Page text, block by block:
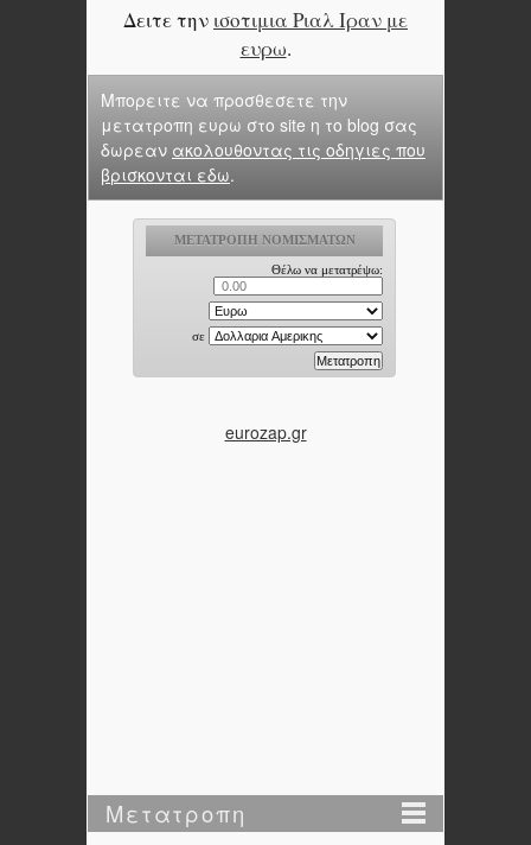
Δειτε την ισοτιμια Ριαλ Ιραν με
ευρω.
Μπορειτε να προσθεσετε την
μετατροπη ευρω στο site η το blog σας
δωρεαν ακολουθοντας τις οδηγιες που
βρισκονται εδω.
eurozap.gr
Μετατροπη